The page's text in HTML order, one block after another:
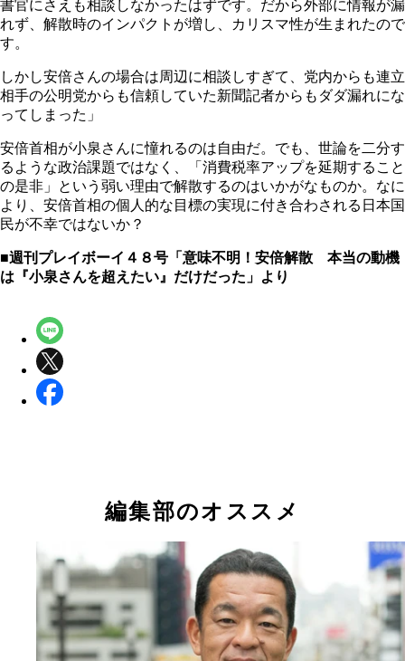
書官にさえも相談しなかったはずです。だから外部に情報が漏
れず、解散時のインパクトが増し、カリスマ性が生まれたので
す。
しかし安倍さんの場合は周辺に相談しすぎて、党内からも連立
相手の公明党からも信頼していた新聞記者からもダダ漏れにな
ってしまった」
安倍首相が小泉さんに憧れるのは自由だ。でも、世論を二分す
るような政治課題ではなく、「消費税率アップを延期すること
の是非」という弱い理由で解散するのはいかがなものか。なに
より、安倍首相の個人的な目標の実現に付き合わされる日本国
民が不幸ではないか？
■週刊プレイボーイ４８号「意味不明！安倍解散 本当の動機
は『小泉さんを超えたい』だけだった」より
編集部のオススメ